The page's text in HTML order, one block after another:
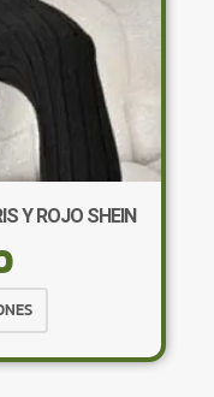
de
producto
Y ROJO SHEIN
producto
tiene
×
acá